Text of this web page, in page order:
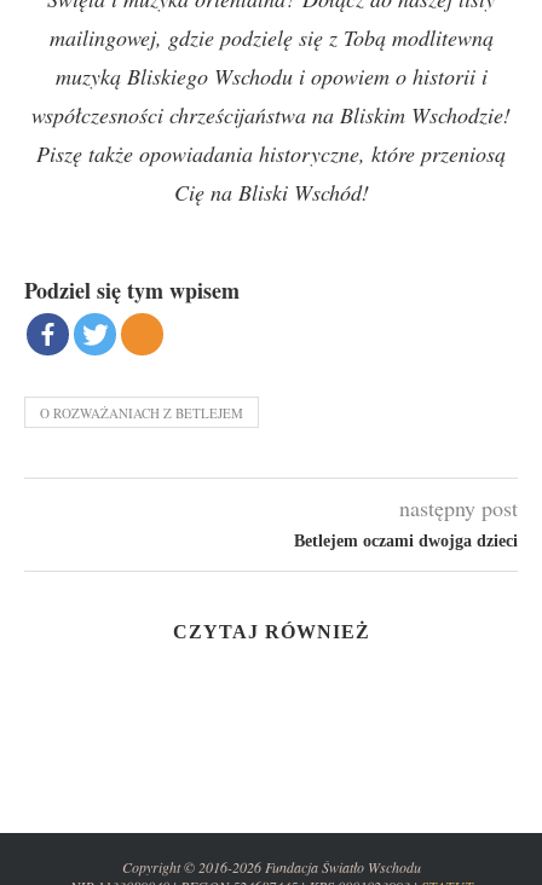
mailingowej, gdzie podzielę się z Tobą modlitewną
muzyką Bliskiego Wschodu i opowiem o historii i
współczesności chrześcijaństwa na Bliskim Wschodzie!
Piszę także opowiadania historyczne, które przeniosą
Cię na Bliski Wschód!
Podziel się tym wpisem
O ROZWAŻANIACH Z BETLEJEM
następny post
Betlejem oczami dwojga dzieci
CZYTAJ RÓWNIEŻ
Copyright © 2016-2026 Fundacja Światło Wschodu